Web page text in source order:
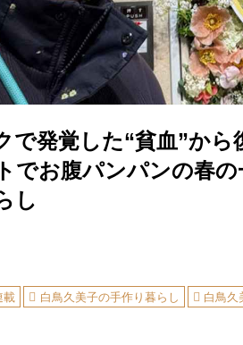
で発覚した“貧血”から
でお腹パンパンの春
し
載 白鳥久美子の手作り暮らし 白鳥久